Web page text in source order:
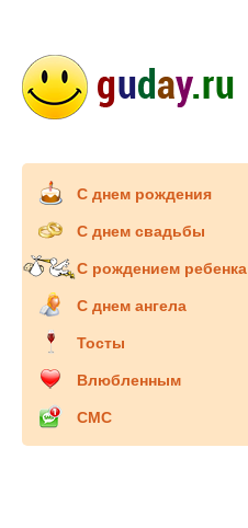
С днем рождения
С днем свадьбы
С рождением ребенка
С днем ангела
Тосты
Влюбленным
СМС